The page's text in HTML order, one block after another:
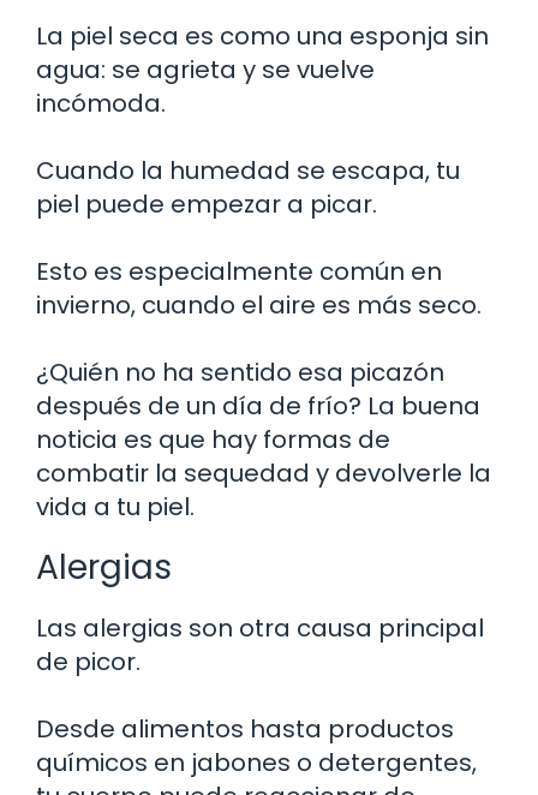
La piel seca es como una esponja sin
agua: se agrieta y se vuelve
incómoda.
Cuando la humedad se escapa, tu
piel puede empezar a picar.
Esto es especialmente común en
invierno, cuando el aire es más seco.
¿Quién no ha sentido esa picazón
después de un día de frío? La buena
noticia es que hay formas de
combatir la sequedad y devolverle la
vida a tu piel.
Alergias
Las alergias son otra causa principal
de picor.
Desde alimentos hasta productos
químicos en jabones o detergentes,